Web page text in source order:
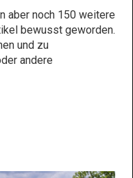
aber noch 150 weitere
bewusst geworden.
und zu
andere